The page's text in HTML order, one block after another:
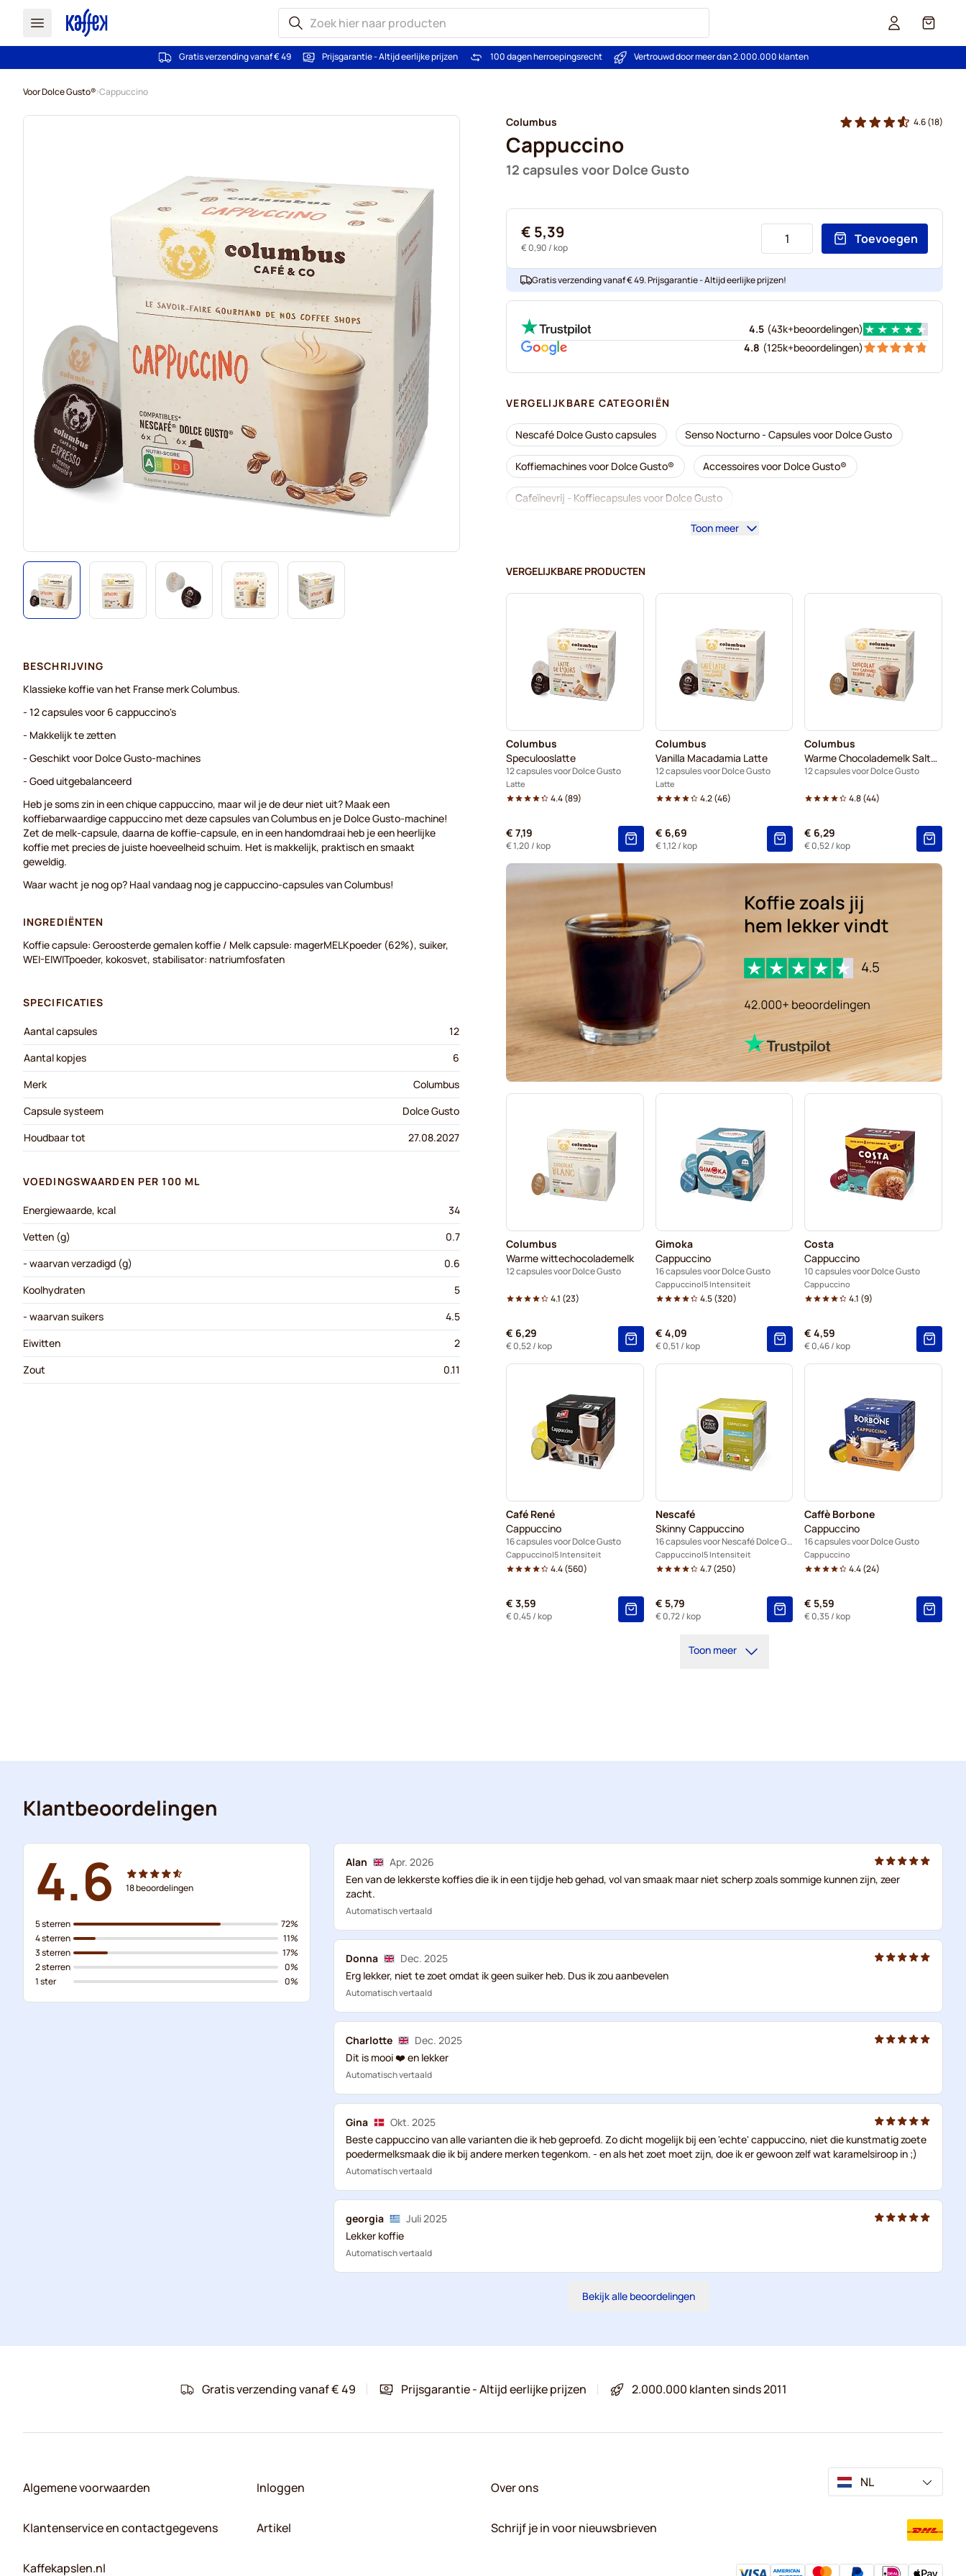
Cart
Gratis verzending vanaf € 49 Prijsgarantie - Altijd eerlijke prijzen 100 dagen herroepingsrecht Vertrouwd door meer dan 2.000.000 klanten
Voor Dolce Gusto® Cappuccino
Columbus
Cappuccino
12 capsules voor Dolce Gusto
4.6(18)
€ 5,39
€ 0,90 / kop
Toevoegen
Gratis verzending vanaf € 49. Prijsgarantie - Altijd eerlijke prijzen!
4.5 (43k+beoordelingen)
4.8 (125k+beoordelingen)
VERGELIJKBARE CATEGORIËN
Nescafé Dolce Gusto capsules Senso Nocturno - Capsules voor Dolce Gusto
Koffiemachines voor Dolce Gusto® Accessoires voor Dolce Gusto®
Cafeïnevrij - Koffiecapsules voor Dolce Gusto
Ontkalken en onderhoud voor Dolce Gusto
Café René - Koffiecapsules voor Dolce Gusto Caffè Borbone voor Dolce Gusto
Gimoka - Capsules voor Dolce Gusto Voor Dolce Gusto®
Starbucks® - Capsules voor Dolce Gusto
Starbucks® Grande - Koffiecapsules voor Dolce Gusto
Toon meer
VERGELIJKBARE PRODUCTEN
Columbus
Speculooslatte
12 capsules voor Dolce Gusto
Latte
4.4(89)
€ 7,19
€ 1,20 / kop
Columbus
Vanilla Macadamia Latte
12 capsules voor Dolce Gusto
Latte
4.2(46)
€ 6,69
€ 1,12/ kop
Columbus
Warme Chocolademelk Salted Caramel
12 capsules voor Dolce Gusto
4.8(44)
€ 6,29
€ 0,52/ kop
Columbus
Warme wittechocolademelk
12 capsules voor Dolce Gusto
4.1 (23)
€ 6,29
€ 0,52/ kop
Gimoka
Cappuccino
16 capsules voor Dolce Gusto
Cappuccino 5 Intensiteit
4.5(320)
€ 4,09
€ 0,51 / kop
Costa
Cappuccino
10 capsules voor Dolce Gusto
Cappuccino
4.1 (9)
€ 4,59
€ 0,46/ kop
Café René
Cappuccino
16 capsules voor Dolce Gusto
Cappuccino 5 Intensiteit
4.4(560)
€ 3,59
€ 0,45/ kop
Nescafé
Skinny Cappuccino
16 capsules voor Nescafé Dolce Gusto
Cappuccino 5 Intensiteit
4.7(250)
€ 5,79
€ 0,72/ kop
Caffè Borbone
Cappuccino
16 capsules voor Dolce Gusto
Cappuccino
4.4(24)
€ 5,59
€ 0,35/ kop
Toon meer
BESCHRIJVING
Klassieke koffie van het Franse merk Columbus.
- 12 capsules voor 6 cappuccino's
- Makkelijk te zetten
- Geschikt voor Dolce Gusto-machines
- Goed uitgebalanceerd
Heb je soms zin in een chique cappuccino, maar wil je de deur niet uit? Maak een
koffiebarwaardige cappuccino met deze capsules van Columbus en je Dolce Gusto-machine!
Zet de melk-capsule, daarna de koffie-capsule, en in een handomdraai heb je een heerlijke
koffie met precies de juiste hoeveelheid schuim. Het is makkelijk, praktisch en smaakt
geweldig.
Waar wacht je nog op? Haal vandaag nog je cappuccino-capsules van Columbus!
INGREDIËNTEN
Koffie capsule: Geroosterde gemalen koffie / Melk capsule: magerMELKpoeder (62%), suiker,
WEI-EIWITpoeder, kokosvet, stabilisator: natriumfosfaten
SPECIFICATIES
Aantal capsules
12
Aantal kopjes
6
Merk
Columbus
Capsule systeem
Dolce Gusto
Houdbaar tot
27.08.2027
VOEDINGSWAARDEN PER 100 ML
Energiewaarde, kcal
34
Vetten (g)
0.7
- waarvan verzadigd (g)
0.6
Koolhydraten
5
- waarvan suikers
4.5
Eiwitten
2
Zout
0.11
Klantbeoordelingen
4.6 18beoordelingen
5 sterren
4 sterren
3 sterren
2 sterren
1 ster
72%
11%
17%
0%
0%
Alan
Apr. 2026
Een van de lekkerste koffies die ik in een tijdje heb gehad, vol van smaak maar niet scherp zoals sommige kunnen zijn, zeer
zacht.
Automatisch vertaald
Donna
Dec. 2025
Erg lekker, niet te zoet omdat ik geen suiker heb. Dus ik zou aanbevelen
Automatisch vertaald
Charlotte
Dec. 2025
Dit is mooi ❤️ en lekker
Automatisch vertaald
Gina
Okt. 2025
Beste cappuccino van alle varianten die ik heb geproefd. Zo dicht mogelijk bij een 'echte' cappuccino, niet die kunstmatig zoete
poedermelksmaak die ik bij andere merken tegenkom. - en als het zoet moet zijn, doe ik er gewoon zelf wat karamelsiroop in ;)
Automatisch vertaald
georgia
Juli 2025
Lekker koffie
Automatisch vertaald
Bekijk alle beoordelingen
Gratis verzending vanaf € 49 Prijsgarantie - Altijd eerlijke prijzen 2.000.000 klanten sinds 2011
Algemene voorwaarden
Klantenservice en contactgegevens
Kaffekapslen.nl
Inloggen
Artikel
Over ons
Schrijf je in voor nieuwsbrieven
NL